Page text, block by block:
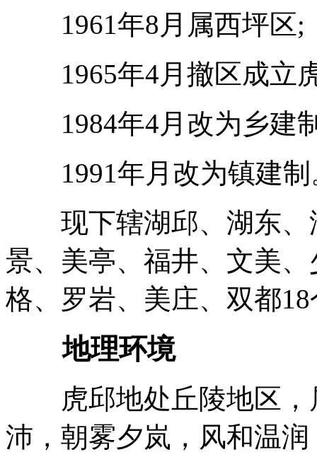
1961年8月属西坪区;
1965年4月撤区成立
1984年4月改为乡建
1991年月改为镇建制
现下辖湖邱、湖东、
景、美亭、福井、文美
格、罗岩、美庄、双都
地理环境
虎邱地处丘陵地区，
沛，朝雾夕岚，风和温